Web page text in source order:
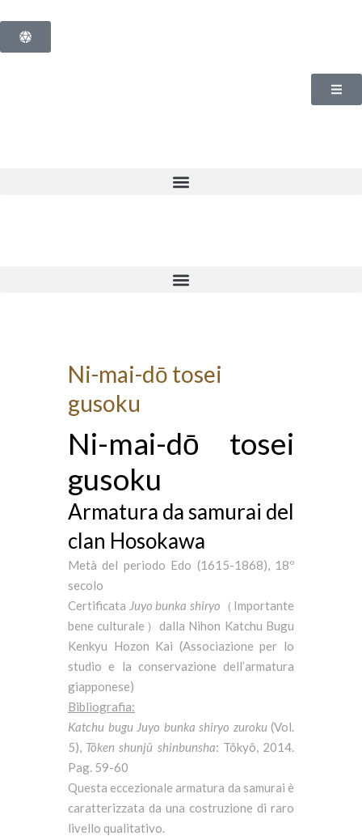
Ni-mai-dō tosei
gusoku
Ni-mai-dō tosei
gusoku
Armatura da samurai del
clan Hosokawa
Metà del periodo Edo (1615-1868), 18º
secolo
Certificata Juyo bunka shiryo （Importante
bene culturale）dalla Nihon Katchu Bugu
Kenkyu Hozon Kai (Associazione per lo
studio e la conservazione dell’armatura
giapponese)
Bibliografia:
Katchu bugu Juyo bunka shiryo zuroku(Vol.
5), Tôken shunjû shinbunsha: Tôkyô, 2014.
Pag. 59-60
Questa eccezionale armatura da samurai è
caratterizzata da una costruzione di raro
livello qualitativo.